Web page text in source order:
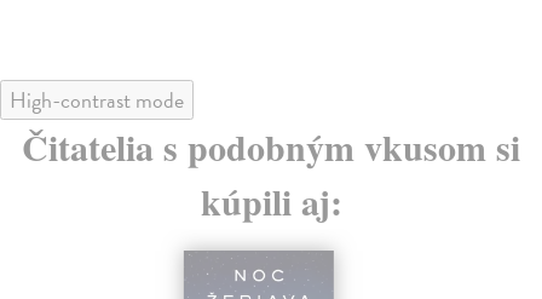
High-contrast mode
Čitatelia s podobným vkusom si
kúpili aj: